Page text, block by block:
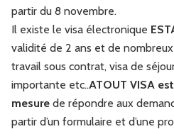
partir du 8 novembre.
Il existe le visa électronique
validité de 2 ans et de
travail sous contrat, visa de
importante etc..ATOUT VISA
mesure de répondre aux
partir d’un formulaire et d’une